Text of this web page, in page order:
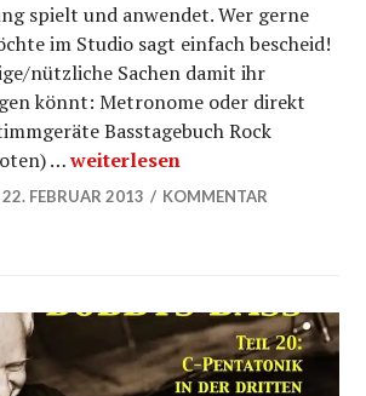
spielt und anwendet. Wer gerne
im Studio sagt einfach bescheid!
nützliche Sachen damit ihr
könnt: Metronome oder direkt
Basstagebuch Rock
…Teile 21 – C Dur Pentatonik in
weiterlesen
22. FEBRUAR 2013
KOMMENTAR